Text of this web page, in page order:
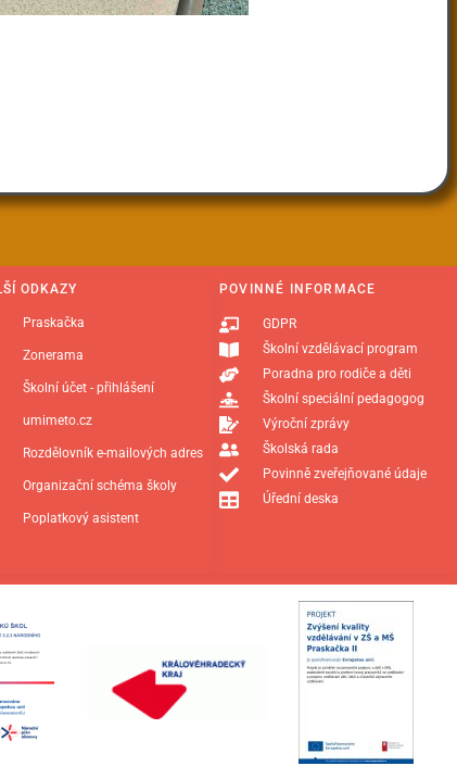
ODKAZY
Praskačka
Zonerama
Školní účet - přihlášení
umimeto.cz
Rozdělovník e-mailových adres
Organizační schéma školy
Poplatkový asistent
POVINNÉ INFORMACE
GDPR
Školní vzdělávací program
Poradna pro rodiče a děti
Školní speciální pedagogog
Výroční zprávy
Školská rada
Povinně zveřejňované údaje
Úřední deska